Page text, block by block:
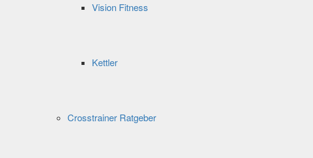
Vision Fitness
Kettler
Crosstrainer Ratgeber